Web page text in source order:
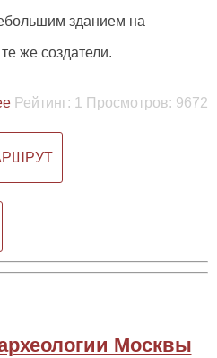
зданием на
же создатели.
Рейтинг: 1 Просмотров: 9672
Москвы